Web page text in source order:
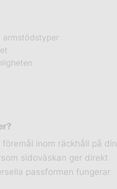
armstödstyper
inom räckhåll på din
sidoväskan ger direkt
passformen fungerar